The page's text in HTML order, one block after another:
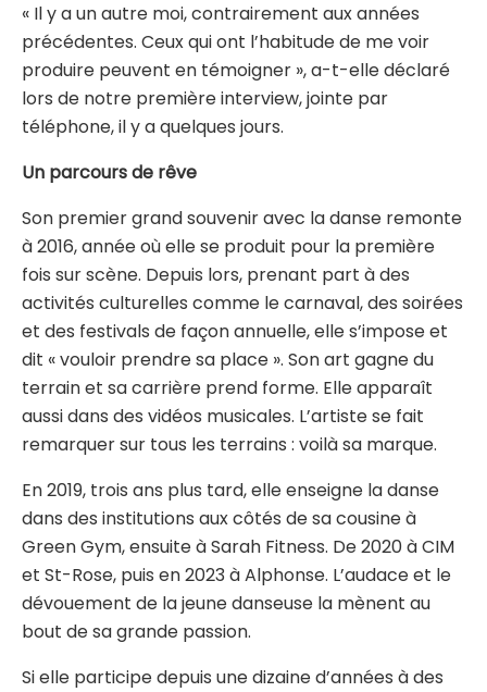
« Il y a un autre moi, contrairement aux années
précédentes. Ceux qui ont l’habitude de me voir
produire peuvent en témoigner », a-t-elle déclaré
lors de notre première interview, jointe par
téléphone, il y a quelques jours.
Un parcours de rêve
Son premier grand souvenir avec la danse remonte
à 2016, année où elle se produit pour la première
fois sur scène. Depuis lors, prenant part à des
activités culturelles comme le carnaval, des soirées
et des festivals de façon annuelle, elle s’impose et
dit « vouloir prendre sa place ». Son art gagne du
terrain et sa carrière prend forme. Elle apparaît
aussi dans des vidéos musicales. L’artiste se fait
remarquer sur tous les terrains : voilà sa marque.
En 2019, trois ans plus tard, elle enseigne la danse
dans des institutions aux côtés de sa cousine à
Green Gym, ensuite à Sarah Fitness. De 2020 à CIM
et St-Rose, puis en 2023 à Alphonse. L’audace et le
dévouement de la jeune danseuse la mènent au
bout de sa grande passion.
Si elle participe depuis une dizaine d’années à des